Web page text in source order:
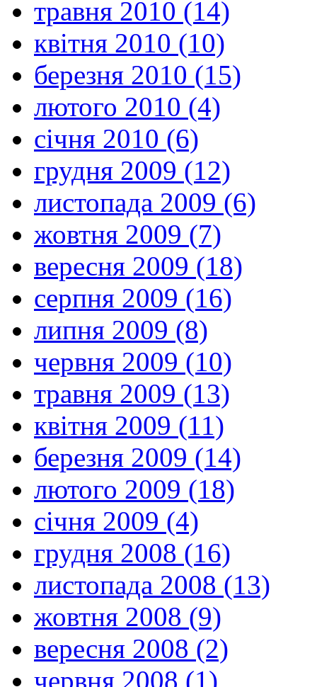
травня 2010 (14)
квітня 2010 (10)
березня 2010 (15)
лютого 2010 (4)
січня 2010 (6)
грудня 2009 (12)
листопада 2009 (6)
жовтня 2009 (7)
вересня 2009 (18)
серпня 2009 (16)
липня 2009 (8)
червня 2009 (10)
травня 2009 (13)
квітня 2009 (11)
березня 2009 (14)
лютого 2009 (18)
січня 2009 (4)
грудня 2008 (16)
листопада 2008 (13)
жовтня 2008 (9)
вересня 2008 (2)
червня 2008 (1)